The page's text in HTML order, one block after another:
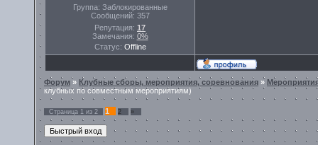
Группа: Заблокированные
Сообщений: 357
Репутация: 17
Замечания: 0%
Статус: Offline
Форум » Клубные сборы, мероприятия, соревнования »
клубных по совместным мероприятиям)
Страница 1 из 2 1 2 »